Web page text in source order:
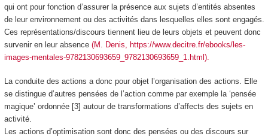
qui ont pour fonction d’assurer la présence aux sujets d’entités absentes
de leur environnement ou des activités dans lesquelles elles sont engagés.
Ces représentations/discours tiennent lieu de leurs objets et peuvent donc
survenir en leur absence (M. Denis, https://www.decitre.fr/ebooks/les-
images-mentales-9782130693659_9782130693659_1.html).
La conduite des actions a donc pour objet l’organisation des actions. Elle
se distingue d’autres pensées de l’action comme par exemple la ‘pensée
magique’ ordonnée [3] autour de transformations d’affects des sujets en
activité.
Les actions d’optimisation sont donc des pensées ou des discours sur